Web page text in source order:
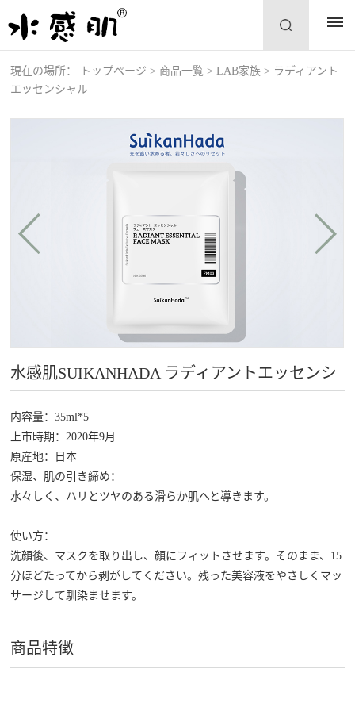
現在の場所： トップページ > 商品一覧 >LAB家族 > ラディアント
エッセンシャル
水感肌SUIKANHADA ラディアントエッセンシ
ャル フェ-スマスク
内容量：35ml*5
上市時期：2020年9月
原産地：日本
保湿、肌の引き締め：
水々しく、ハリとツヤのある滑らか肌へと導きます。
使い方：
洗顔後、マスクを取り出し、顔にフィットさせます。そのまま、15
分ほどたってから剥がしてください。残った美容液をやさしくマッ
サージして馴染ませます。
商品特徴